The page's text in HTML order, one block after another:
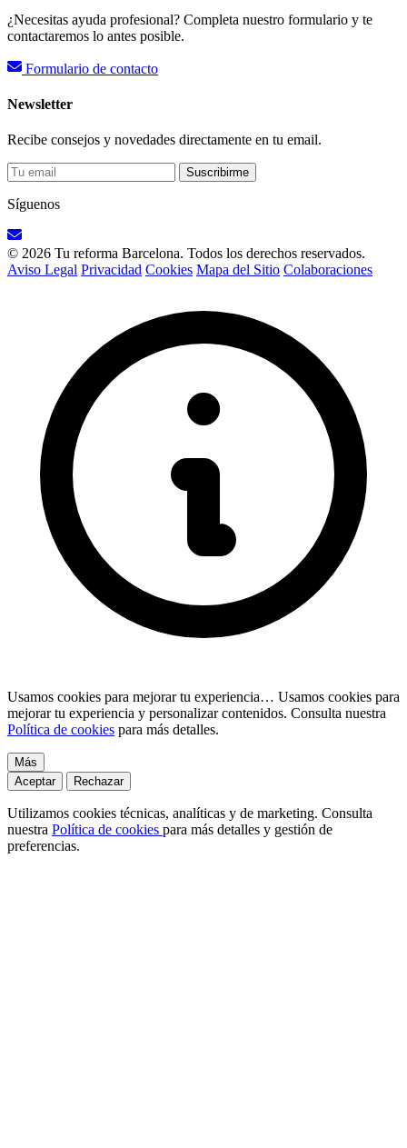
¿Necesitas ayuda profesional? Completa nuestro formulario y te
contactaremos lo antes posible.
Formulario de contacto
Newsletter
Recibe consejos y novedades directamente en tu email.
Suscribirme
Síguenos
© 2026 Tu reforma Barcelona. Todos los derechos reservados.
Aviso Legal Privacidad Cookies Mapa del Sitio Colaboraciones
Usamos cookies para mejorar tu experiencia… Usamos cookies para
mejorar tu experiencia y personalizar contenidos. Consulta nuestra
Política de cookies para más detalles.
Más
Aceptar
Rechazar
Utilizamos cookies técnicas, analíticas y de marketing. Consulta
nuestra Política de cookies para más detalles y gestión de
preferencias.